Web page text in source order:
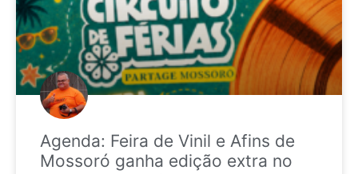
Agenda: Feira de Vinil e Afins de
Mossoró ganha edição extra no